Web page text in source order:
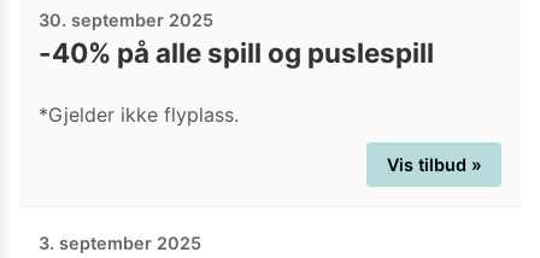
30. september 2025
-40% på alle spill og puslespill
*Gjelder ikke flyplass.
Vis tilbud »
3. september 2025